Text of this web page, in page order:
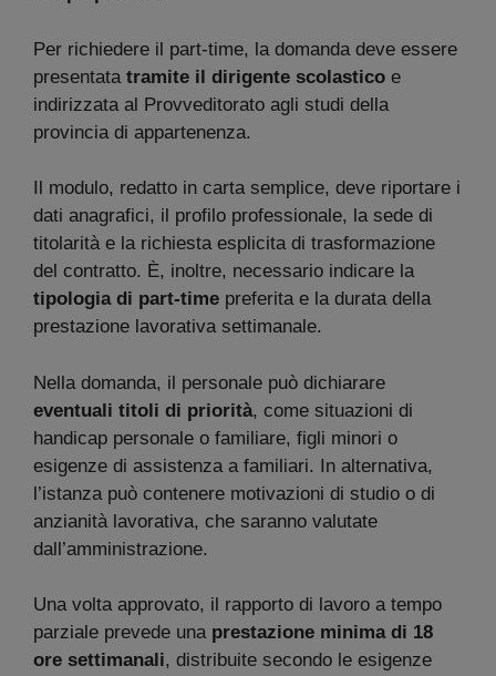
Per richiedere il part-time, la domanda deve essere
presentata tramite il dirigente scolastico e
indirizzata al Provveditorato agli studi della
provincia di appartenenza.
Il modulo, redatto in carta semplice, deve riportare i
dati anagrafici, il profilo professionale, la sede di
titolarità e la richiesta esplicita di trasformazione
del contratto. È, inoltre, necessario indicare la
tipologia di part-time preferita e la durata della
prestazione lavorativa settimanale.
Nella domanda, il personale può dichiarare
eventuali titoli di priorità, come situazioni di
handicap personale o familiare, figli minori o
esigenze di assistenza a familiari. In alternativa,
l’istanza può contenere motivazioni di studio o di
anzianità lavorativa, che saranno valutate
dall’amministrazione.
Una volta approvato, il rapporto di lavoro a tempo
parziale prevede una prestazione minima di 18
ore settimanali, distribuite secondo le esigenze